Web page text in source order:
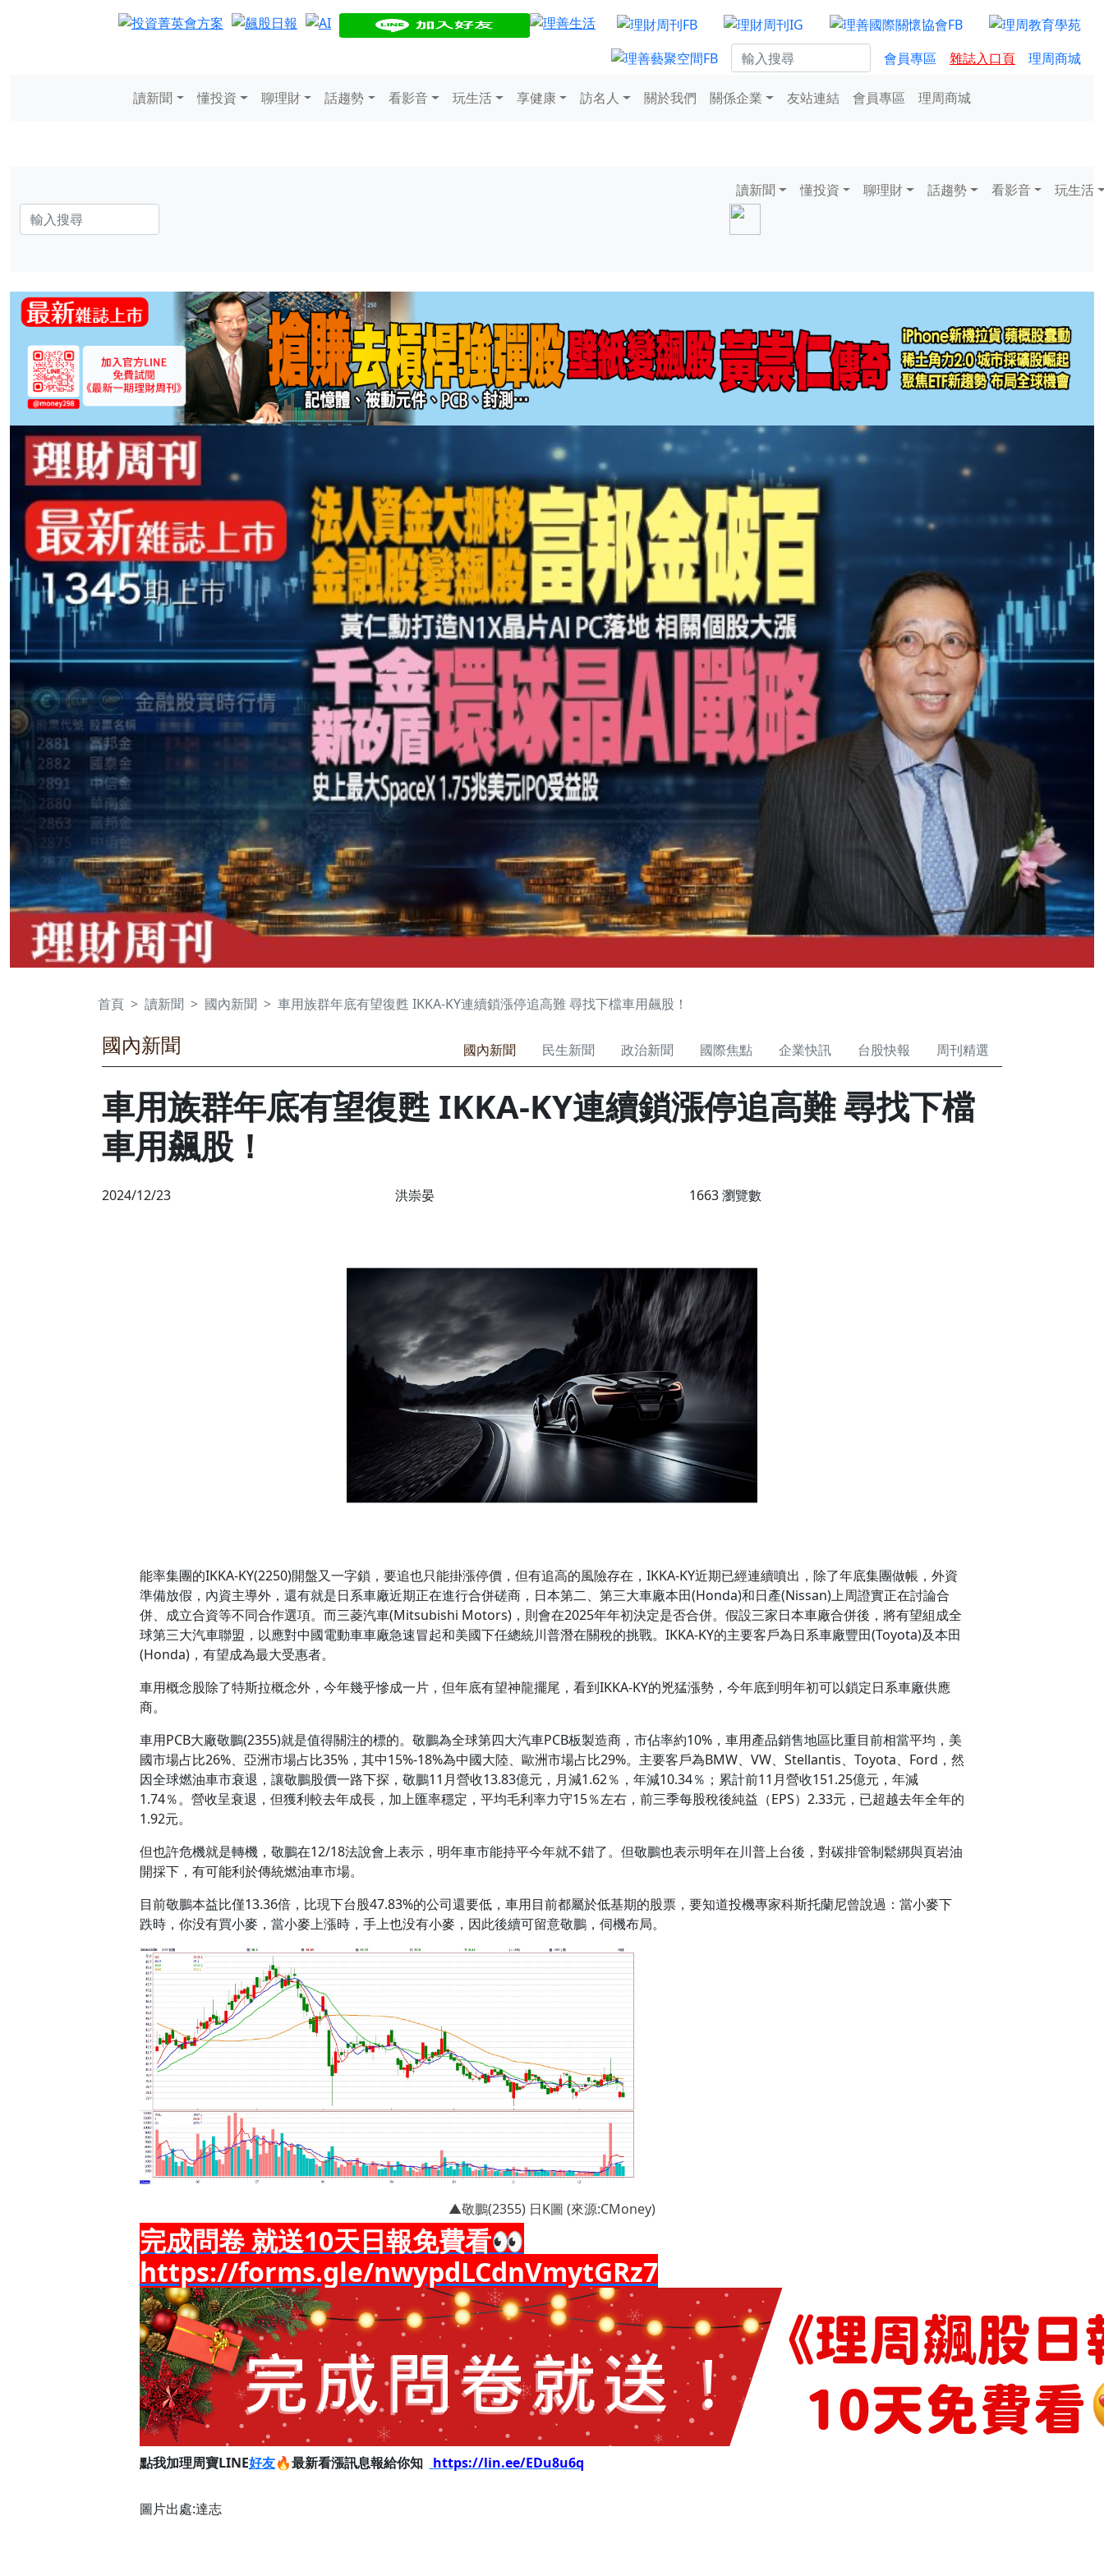
會員專區 雜誌入口頁 理周商城
讀新聞 懂投資 聊理財 話趨勢 看影音 玩生活 享健康 訪名人 關於我們 關係企業 友站連結 會員專區 理周商城
讀新聞 懂投資 聊理財 話趨勢 看影音 玩生活
首頁 讀新聞 國內新聞 車用族群年底有望復甦 IKKA-KY連續鎖漲停追高難 尋找下檔車用飆股！
國內新聞 國內新聞 民生新聞 政治新聞 國際焦點 企業快訊 台股快報 周刊精選
車用族群年底有望復甦 IKKA-KY連續鎖漲停追高難 尋找下檔
車用飆股！
2024/12/23 洪崇晏 1663 瀏覽數
能率集團的IKKA-KY(2250)開盤又一字鎖，要追也只能掛漲停價，但有追高的風險存在，IKKA-KY近期已經連續噴出，除了年底集團做帳，外資
準備放假，內資主導外，還有就是日系車廠近期正在進行合併磋商，日本第二、第三大車廠本田(Honda)和日產(Nissan)上周證實正在討論合
併、成立合資等不同合作選項。而三菱汽車(Mitsubishi Motors)，則會在2025年年初決定是否合併。假設三家日本車廠合併後，將有望組成全
球第三大汽車聯盟，以應對中國電動車車廠急速冒起和美國下任總統川普潛在關稅的挑戰。IKKA-KY的主要客戶為日系車廠豐田(Toyota)及本田
(Honda)，有望成為最大受惠者。
車用概念股除了特斯拉概念外，今年幾乎慘成一片，但年底有望神龍擺尾，看到IKKA-KY的兇猛漲勢，今年底到明年初可以鎖定日系車廠供應
商。
車用PCB大廠敬鵬(2355)就是值得關注的標的。敬鵬為全球第四大汽車PCB板製造商，市佔率約10%，車用產品銷售地區比重目前相當平均，美
國市場占比26%、亞洲市場占比35%，其中15%-18%為中國大陸、歐洲市場占比29%。主要客戶為BMW、VW、Stellantis、Toyota、Ford，然
因全球燃油車市衰退，讓敬鵬股價一路下探，敬鵬11月營收13.83億元，月減1.62％，年減10.34％；累計前11月營收151.25億元，年減
1.74％。營收呈衰退，但獲利較去年成長，加上匯率穩定，平均毛利率力守15％左右，前三季每股稅後純益（EPS）2.33元，已超越去年全年的
1.92元。
但也許危機就是轉機，敬鵬在12/18法說會上表示，明年車市能持平今年就不錯了。但敬鵬也表示明年在川普上台後，對碳排管制鬆綁與頁岩油
開採下，有可能利於傳統燃油車市場。
目前敬鵬本益比僅13.36倍，比現下台股47.83%的公司還要低，車用目前都屬於低基期的股票，要知道投機專家科斯托蘭尼曾說過：當小麥下
跌時，你没有買小麥，當小麥上漲時，手上也没有小麥，因此後續可留意敬鵬，伺機布局。
▲敬鵬(2355) 日K圖 (來源:CMoney)
完成問卷 就送10天日報免費看👀
https://forms.gle/nwypdLCdnVmytGRz7
點我加理周寶LINE好友🔥最新看漲訊息報給你知 https://lin.ee/EDu8u6q
圖片出處:達志